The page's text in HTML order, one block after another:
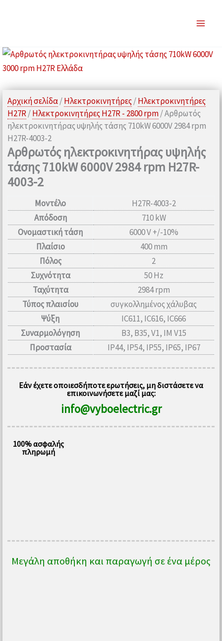
Αρχική σελίδα/Ηλεκτροκινητήρες/Ηλεκτροκινητήρες
H27R/Ηλεκτροκινητήρες H27R - 2800 rpm/ Αρθρωτός
ηλεκτροκινητήρας υψηλής τάσης 710kW 6000V 2984 rpm
H27R-4003-2
Αρθρωτός ηλεκτροκινητήρας υψηλής
τάσης 710kW 6000V 2984 rpm H27R-
4003-2
Μοντέλο
H27R-4003-2
Απόδοση
710 kW
Ονομαστική τάση
6000 V +/-10%
Πλαίσιο
400 mm
Πόλος
2
Συχνότητα
50 Hz
Ταχύτητα
2984 rpm
Τύπος πλαισίου
συγκολλημένος χάλυβας
Ψύξη
IC611, IC616, IC666
Συναρμολόγηση
B3, B35, V1, IM V15
Προστασία
IP44, IP54, IP55, IP65, IP67
Εάν έχετε οποιεσδήποτε ερωτήσεις, μη διστάσετε να
επικοινωνήσετε μαζί μας:
info@vyboelectric.gr
100% ασφαλής
πληρωμή
Μεγάλη αποθήκη και παραγωγή σε ένα μέρος